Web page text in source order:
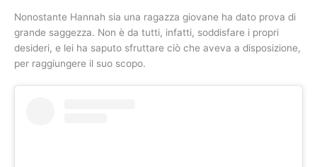
Nonostante Hannah sia una ragazza giovane ha dato prova di
grande saggezza. Non è da tutti, infatti, soddisfare i propri
desideri, e lei ha saputo sfruttare ciò che aveva a disposizione,
per raggiungere il suo scopo.